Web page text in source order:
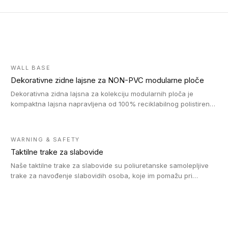
WALL BASE
Dekorativne zidne lajsne za NON-PVC modularne ploče
Dekorativna zidna lajsna za kolekciju modularnih ploča je
kompaktna lajsna napravljena od 100% reciklabilnog polistirena,
WARNING & SAFETY
Taktilne trake za slabovide
Naše taktilne trake za slabovide su poliuretanske samolepljive
trake za navođenje slabovidih osoba, koje im pomažu pri